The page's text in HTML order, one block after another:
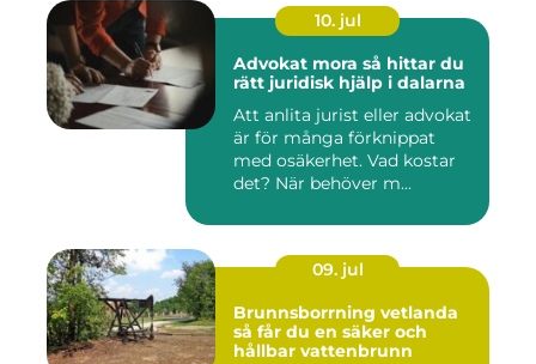
10. jul
Advokat mora så hittar du
rätt juridisk hjälp i dalarna
Att anlita jurist eller advokat
är för många förknippat
med osäkerhet. Vad kostar
det? När behöver m...
09. jul
Brunnsborrning vetlanda
så får du en säker och
hållbar vattenbrunn